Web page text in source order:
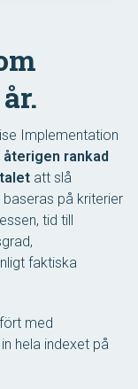
Implementation
återigen rankad
att slå
på kriterier
tid till
faktiska
med
hela indexet på